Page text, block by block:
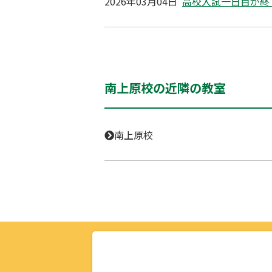
南上原校の近隣の教室
南上原校